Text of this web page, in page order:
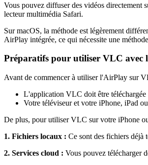
Vous pouvez diffuser des vidéos directement
lecteur multimédia Safari.
Sur macOS, la méthode est légèrement
AirPlay intégrée, ce qui nécessite une
Préparatifs pour utiliser VLC avec
Avant de commencer à utiliser l'AirPlay sur
L'application VLC doit être
Votre téléviseur et votre iPhone, iPad
De plus, pour utiliser VLC sur votre iPhone
1. Fichiers locaux : Ce sont des fichiers déjà
2. Services cloud : Vous pouvez télécharger